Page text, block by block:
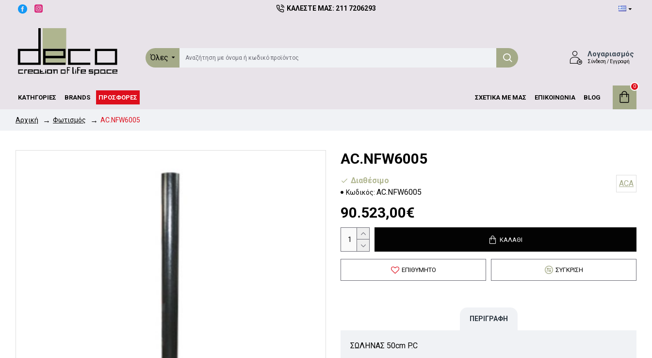
ΚΑΛΈΣΤΕ ΜΑΣ: 211 7206293
Όλες Λογαριασμός
Σύνδεση / Εγγραφή
ΚΑΤΗΓΟΡΊΕΣ BRANDS ΠΡΟΣΦΟΡΈΣ ΣΧΕΤΙΚΑ ΜΕ ΜΑΣ ΕΠΙΚΟΙΝΩΝΙΑ BLOG
0
Αρχική Φωτισμός AC.NFW6005
AC.NFW6005
Διαθέσιμο
Κωδικός: AC.NFW6005
ACA
90.523,00€
ΚΑΛΆΘΙ
ΕΠΙΘΥΜΗΤΌ ΣΎΓΚΡΙΣΗ
ΠΕΡΙΓΡΑΦΉ
ΣΩΛΗΝΑΣ 50cm P.C